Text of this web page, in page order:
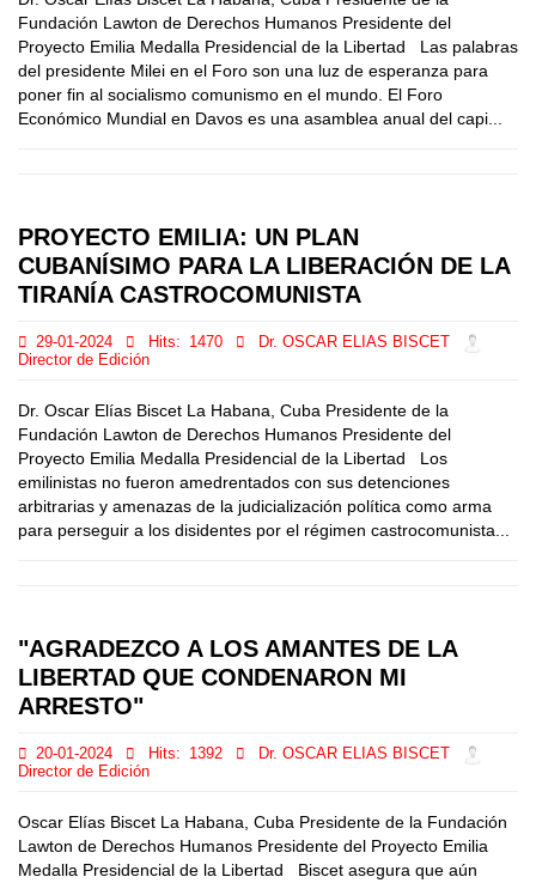
Fundación Lawton de Derechos Humanos Presidente del
Proyecto Emilia Medalla Presidencial de la Libertad Las palabras
del presidente Milei en el Foro son una luz de esperanza para
poner fin al socialismo comunismo en el mundo. El Foro
Económico Mundial en Davos es una asamblea anual del capi...
PROYECTO EMILIA: UN PLAN
CUBANÍSIMO PARA LA LIBERACIÓN DE LA
TIRANÍA CASTROCOMUNISTA
29-01-2024 Hits: 1470
Dr. OSCAR ELIAS BISCET
Director de Edición
Dr. Oscar Elías Biscet La Habana, Cuba Presidente de la
Fundación Lawton de Derechos Humanos Presidente del
Proyecto Emilia Medalla Presidencial de la Libertad Los
emilinistas no fueron amedrentados con sus detenciones
arbitrarias y amenazas de la judicialización política como arma
para perseguir a los disidentes por el régimen castrocomunista...
"AGRADEZCO A LOS AMANTES DE LA
LIBERTAD QUE CONDENARON MI
ARRESTO"
20-01-2024 Hits: 1392
Dr. OSCAR ELIAS BISCET
Director de Edición
Oscar Elías Biscet La Habana, Cuba Presidente de la Fundación
Lawton de Derechos Humanos Presidente del Proyecto Emilia
Medalla Presidencial de la Libertad Biscet asegura que aún